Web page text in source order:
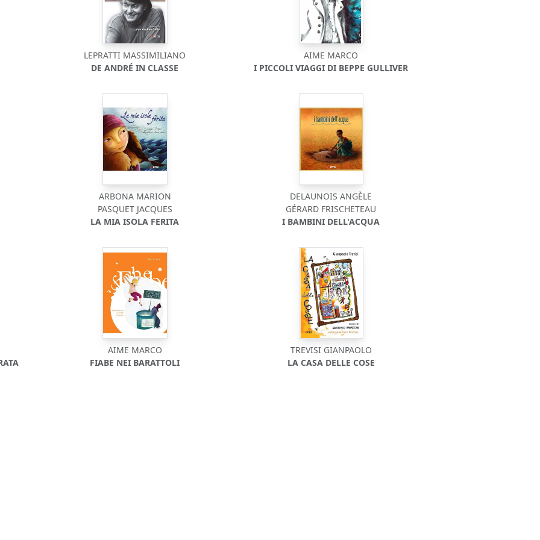
LEPRATTI MASSIMILIANO
DE ANDRÉ IN CLASSE
AIME MARCO
I PICCOLI VIAGGI DI BEPPE GULLIVER
ARBONA MARION
PASQUET JACQUES
LA MIA ISOLA FERITA
DELAUNOIS ANGÈLE
GÉRARD FRISCHETEAU
I BAMBINI DELL'ACQUA
AIME MARCO
FIABE NEI BARATTOLI
TREVISI GIANPAOLO
LA CASA DELLE COSE